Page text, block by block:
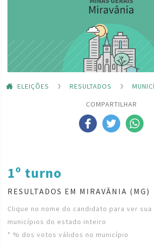
ELEIÇÕES RESULTADOS
COMPARTILHAR
1º turno
RESULTADOS EM MIRAVÂNIA (MG)
Clique no nome do candidato para ver
municípios do estado inteiro
* % dos votos válidos no município